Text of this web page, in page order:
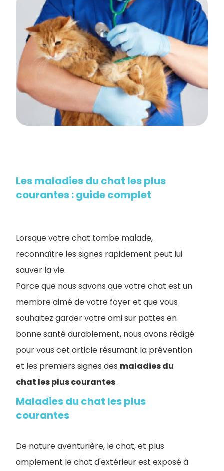
Les maladies du chat les plus
courantes : guide complet
Lorsque votre chat tombe malade,
reconnaître les signes rapidement peut lui
sauver la vie.
Parce que nous savons que votre chat est un
membre aimé de votre foyer et que vous
souhaitez garder votre ami sur pattes en
bonne santé durablement, nous avons rédigé
pour vous cet article résumant la prévention
et les premiers signes des maladies du
chat les plus courantes.
Maladies du chat les plus
courantes
De nature aventurière, le chat, et plus
amplement le chat d'extérieur est exposé à